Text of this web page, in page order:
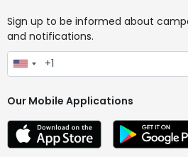
Sign up to be informed about
and notifications.
Our Mobile Applications